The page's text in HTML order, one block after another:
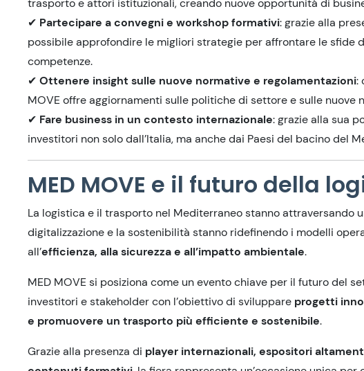
trasporto e attori istituzionali, creando nuove opportunità di
✔ Partecipare a convegni e workshop formativi: grazie alla
possibile approfondire le migliori strategie per affrontare le sfide
competenze.
✔ Ottenere insight sulle nuove normative e regolamentazioni:
MOVE offre aggiornamenti sulle politiche di settore e sulle
✔ Fare business in un contesto internazionale: grazie alla sua
investitori non solo dall’Italia, ma anche dai Paesi del bacino del
MED MOVE e il futuro della
La logistica e il trasporto nel Mediterraneo stanno attraversando
digitalizzazione e la sostenibilità stanno ridefinendo i modelli
all’efficienza, alla sicurezza e all’impatto ambientale.
MED MOVE si posiziona come un evento chiave per il futuro del
investitori e stakeholder con l’obiettivo di sviluppare progetti
e promuovere un trasporto più efficiente e sostenibile.
Grazie alla presenza di player internazionali, espositori